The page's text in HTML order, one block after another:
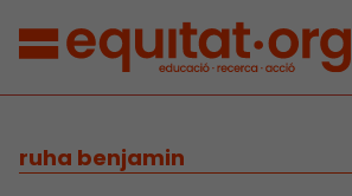
ruha benjamin